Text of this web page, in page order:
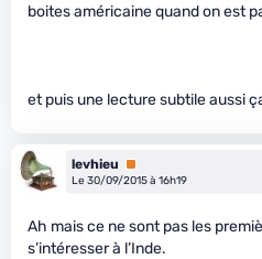
boites américaine quand on est
et puis une lecture subtile aussi
levhieu
Premium
Le 30/09/2015 à 16h19
Ah mais ce ne sont pas les
s’intéresser à l’Inde.